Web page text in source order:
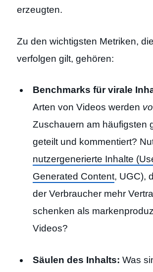
erzeugten.
Zu den wichtigsten Metriken,
verfolgen gilt, gehören:
Benchmarks für virale
Arten von Videos werden
Zuschauern am häufigsten
geteilt und kommentiert?
nutzergenerierte Inhalte
Generated Content, UGC),
der Verbraucher mehr
schenken als
Videos?
Säulen des Inhalts: Was